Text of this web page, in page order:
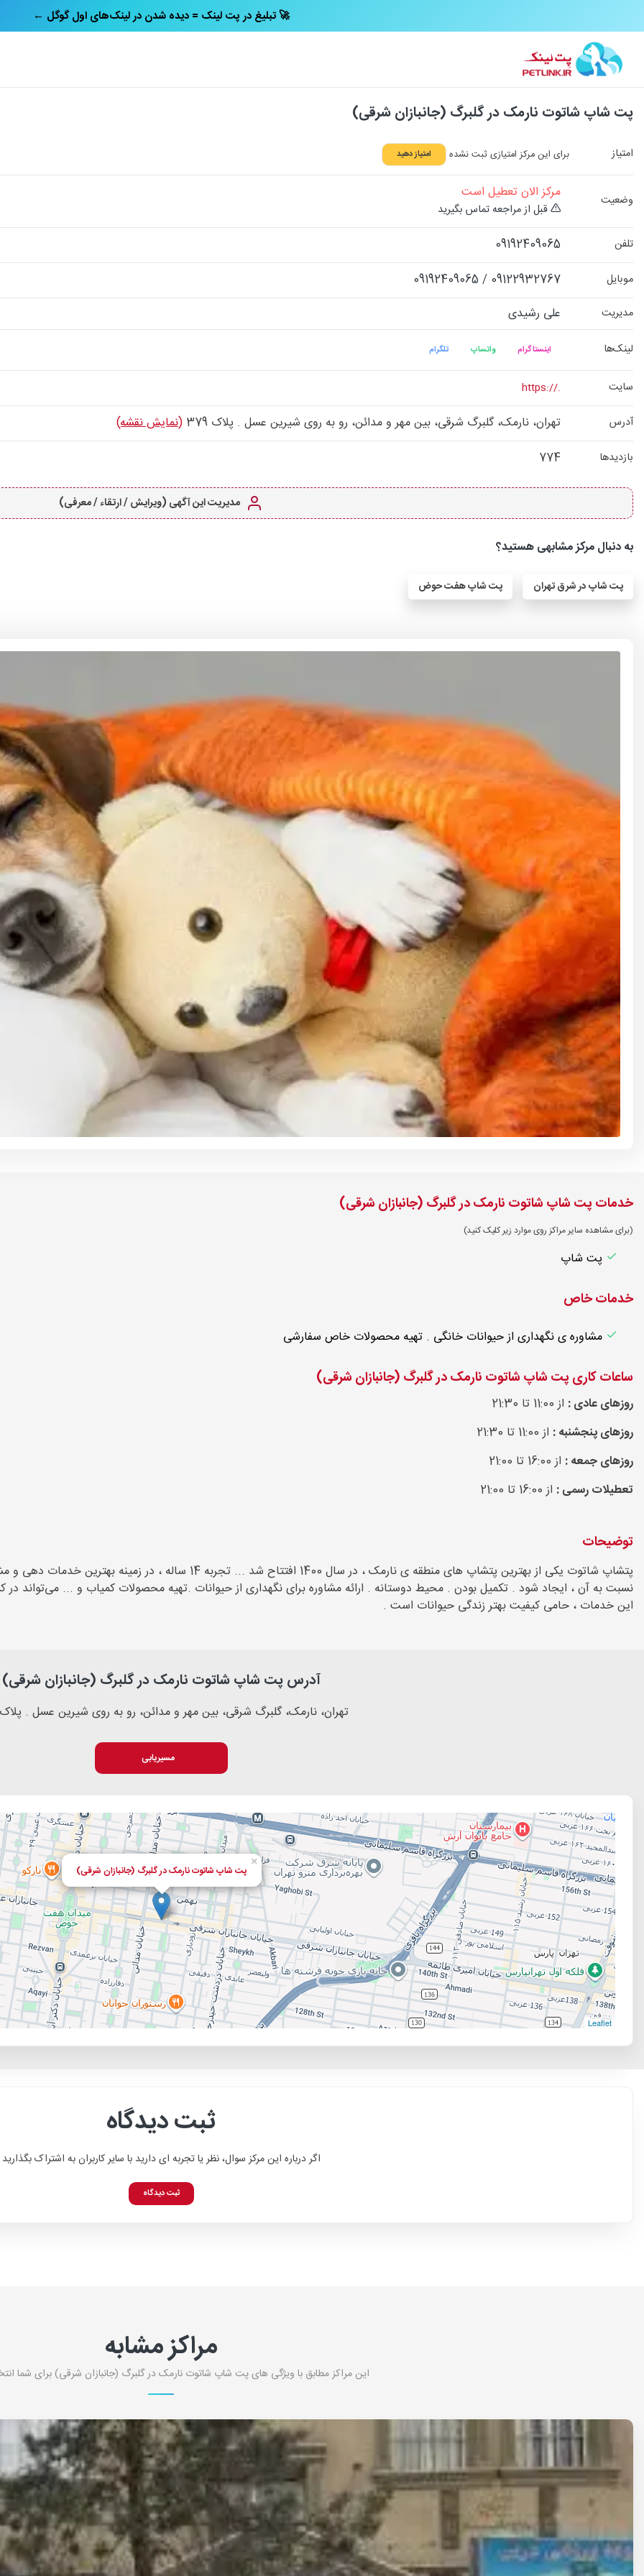
← تبلیغ در پت‌ لینک = دیده شدن در لینک‌های اول گوگل 🚀
پت شاپ شاتوت نارمک در گلبرگ (جانبازان شرقی)
امتیاز برای این مرکز امتیازی ثبت نشده امتیاز دهید
وضعیت مرکز الان تعطیل است
قبل از مراجعه تماس بگیرید
تلفن
09192409065
موبایل 09122932767
/
09192409065
مدیریت علی رشیدی
لینک‌ها تلگرام واتساپ اینستاگرام
سایت https://.
آدرس تهران، نارمک، گلبرگ شرقی، بین مهر و مدائن، رو به روی شیرین عسل . پلاک 379 (نمایش نقشه)
بازدیدها 774
مدیریت این آگهی (ویرایش / ارتقاء / معرفی)
به دنبال مرکز مشابهی هستید؟
پت شاپ در شرق تهران پت شاپ هفت حوض
خدمات پت شاپ شاتوت نارمک در گلبرگ (جانبازان شرقی)
(برای مشاهده سایر مراکز روی موارد زیر کلیک کنید)
پت شاپ
خدمات خاص
مشاوره ی نگهداری از حیوانات خانگی . تهیه محصولات خاص سفارشی
ساعات کاری پت شاپ شاتوت نارمک در گلبرگ (جانبازان شرقی)
روزهای عادی : از 11:00 تا 21:30
روزهای پنجشنبه : از 11:00 تا 21:30
روزهای جمعه : از 16:00 تا 21:00
تعطیلات رسمی : از 16:00 تا 21:00
توضیحات
پتشاپ شاتوت یکی از بهترین پتشاپ های منطقه ی نارمک ، در سال 1400
نسبت به آن ، ایجاد شود . تکمیل بودن . محیط دوستانه . ارائه مشاوره برای نگهداری از حیوانات .تهیه محصولات کمیاب و ... می‌تواند در
این خدمات ، حامی کیفیت بهتر زندگی حیوانات است .
آدرس پت شاپ شاتوت نارمک در گلبرگ (جانبازان شرقی)
تهران، نارمک، گلبرگ شرقی، بین مهر و مدائن، رو به روی شیرین عسل . پلاک
مسیریابی
پت شاپ شاتوت نارمک در گلبرگ (جانبازان شرقی)
×
Leaflet
ثبت دیدگاه
اگر درباره این مرکز سوال، نظر یا تجربه ای دارید با سایر کاربران به اشتراک بگذارید
ثبت دیدگاه
مراکز مشابه
این مراکز مطابق با ویژگی های پت شاپ شاتوت نارمک در گلبرگ (جانبازان شرقی) برای شما